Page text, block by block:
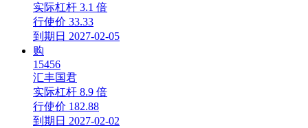
实际杠杆 3.1 倍
行使价 33.33
到期日 2027-02-05
购
15456
汇丰国君
实际杠杆 8.9 倍
行使价 182.88
到期日 2027-02-02